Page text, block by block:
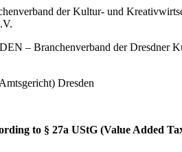
der Kultur- und
– Branchenverband der Dresdner
Dresden
to § 27a UStG (Value Added